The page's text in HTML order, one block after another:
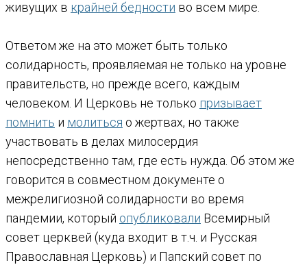
живущих в крайней бедности во всем мире.
Ответом же на это может быть только
солидарность, проявляемая не только на уровне
правительств, но прежде всего, каждым
человеком. И Церковь не только призывает
помнить и молиться о жертвах, но также
участвовать в делах милосердия
непосредственно там, где есть нужда. Об этом же
говорится в совместном документе о
межрелигиозной солидарности во время
пандемии, который опубликовали Всемирный
совет церквей (куда входит в т.ч. и Русская
Православная Церковь) и Папский совет по